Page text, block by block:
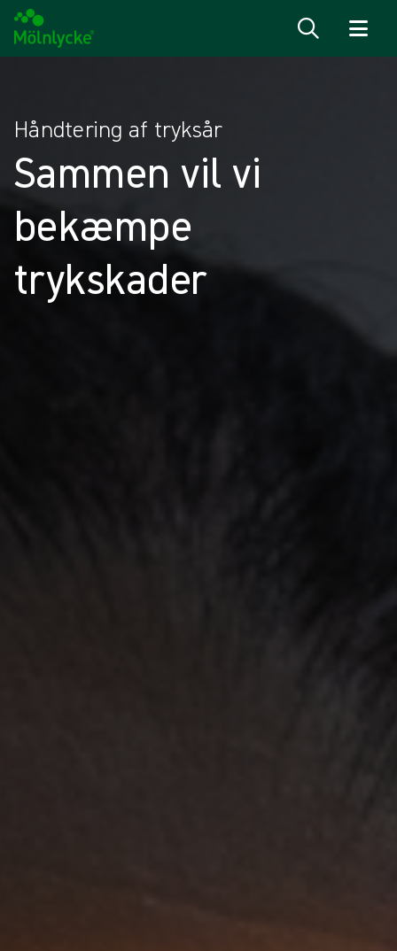
Håndtering af tryksår
Sammen vil vi
bekæmpe
trykskader